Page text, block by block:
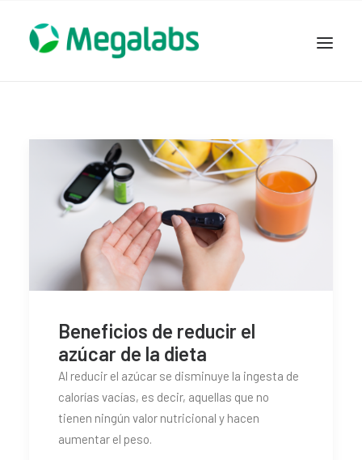
PRODUCTOS
MEGASALUD
GARDEN HOUSE
ENTEREX
SEGURIDAD Y RESPALDO
TRABAJAR EN MEGALABS
CONTACTO
SEARCH
Beneficios de reducir el
azúcar de la dieta
Al reducir el azúcar se disminuye la ingesta de
calorías vacías, es decir, aquellas que no
tienen ningún valor nutricional y hacen
aumentar el peso.